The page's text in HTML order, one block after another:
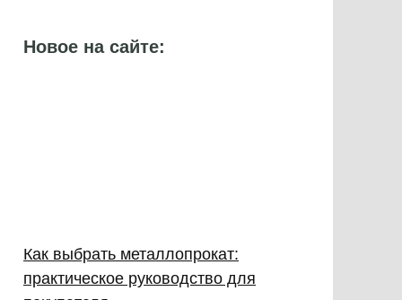
Новое на сайте:
Как выбрать металлопрокат:
практическое руководство для